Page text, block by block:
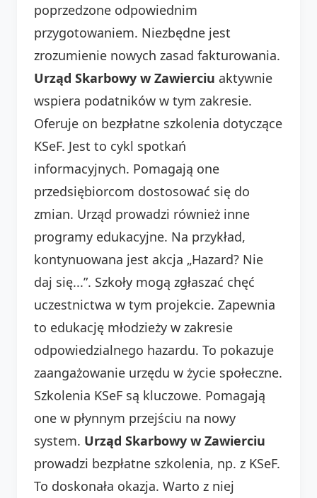
poprzedzone odpowiednim
przygotowaniem. Niezbędne jest
zrozumienie nowych zasad fakturowania.
Urząd Skarbowy w Zawierciu aktywnie
wspiera podatników w tym zakresie.
Oferuje on bezpłatne szkolenia dotyczące
KSeF. Jest to cykl spotkań
informacyjnych. Pomagają one
przedsiębiorcom dostosować się do
zmian. Urząd prowadzi również inne
programy edukacyjne. Na przykład,
kontynuowana jest akcja „Hazard? Nie
daj się...”. Szkoły mogą zgłaszać chęć
uczestnictwa w tym projekcie. Zapewnia
to edukację młodzieży w zakresie
odpowiedzialnego hazardu. To pokazuje
zaangażowanie urzędu w życie społeczne.
Szkolenia KSeF są kluczowe. Pomagają
one w płynnym przejściu na nowy
system. Urząd Skarbowy w Zawierciu
prowadzi bezpłatne szkolenia, np. z KSeF.
To doskonała okazja. Warto z niej